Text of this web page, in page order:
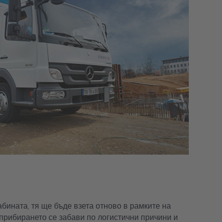
тя ще бъде взета отново в рамките на
се забави по логистични причини и